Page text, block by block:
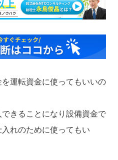
を運転資金に使ってもいいの
できることになり設備資金で
れのために使ってもい